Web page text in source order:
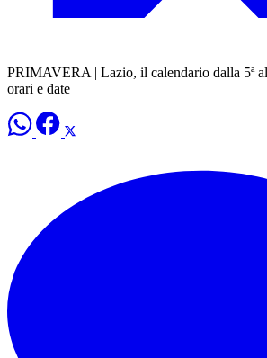
PRIMAVERA | Lazio, il calendario dalla 5ª
orari e date